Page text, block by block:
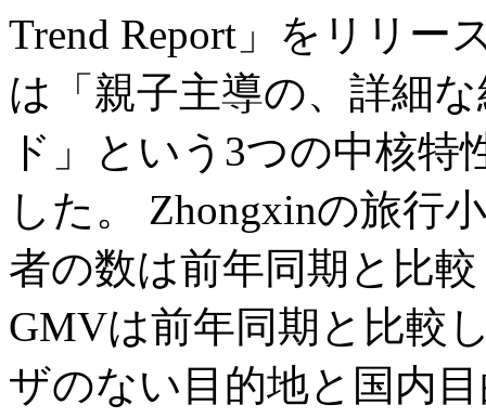
Trend Report」をリリー
は「親子主導の、詳細
ド」という3つの中核
した。 Zhongxinの旅行
者の数は前年同期と比
GMVは前年同期と比較
ザのない目的地と国内